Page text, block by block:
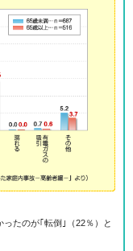
たのが｢転倒｣（22％）と